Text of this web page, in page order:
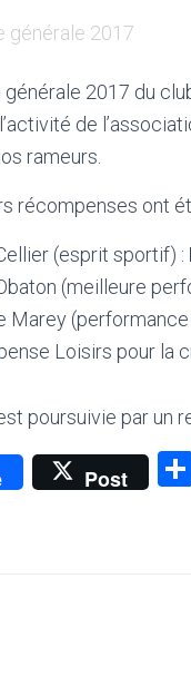
générale 2017 du
de
rameurs.
récompenses ont
(esprit sportif) :
(meilleure
Marey
Loisirs pour la
poursuivie par un
Post